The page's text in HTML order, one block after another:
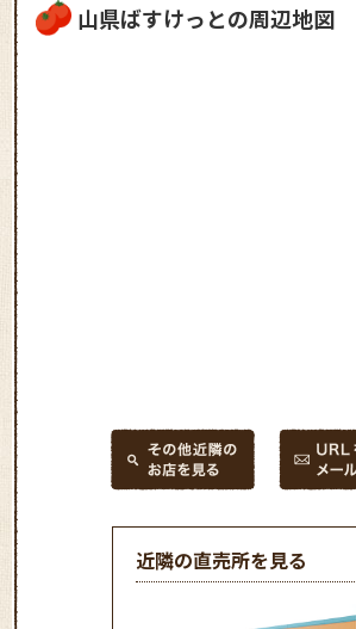
山県ばすけっとの周辺地図
近隣の直売所を見る